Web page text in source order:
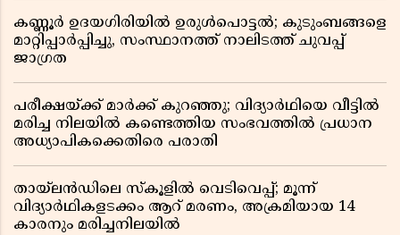
കണ്ണൂർ ഉദയഗിരിയിൽ ഉരുൾപൊട്ടൽ; കുടുംബങ്ങളെ
മാറ്റിപ്പാർപ്പിച്ചു, സംസ്ഥാനത്ത് നാലിടത്ത് ചുവപ്പ്
ജാഗ്രത
പരീക്ഷയ്ക്ക് മാർക്ക് കുറഞ്ഞു; വിദ്യാർഥിയെ വീട്ടിൽ
മരിച്ച നിലയിൽ കണ്ടെത്തിയ സംഭവത്തിൽ പ്രധാന
അധ്യാപികക്കെതിരെ പരാതി
തായ്‌ലൻഡിലെ സ്‌കൂളിൽ വെടിവെപ്പ്; മൂന്ന്
വിദ്യാർഥികളടക്കം ആറ് മരണം, അക്രമിയായ 14
കാരനും മരിച്ചനിലയിൽ